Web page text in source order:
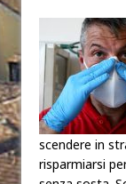
scendere in
risparmiarsi